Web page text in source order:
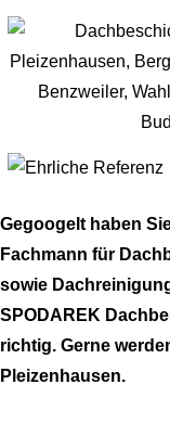
Gegoogelt haben
Fachmann für
sowie
SPODAREK
richtig. Gerne
Pleizenhausen.